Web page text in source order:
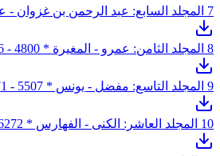
7 المجلد السابع: عبد الرحمن بن غزوان - عمر بن
8 المجلد الثامن: عمرو - المغيرة * 4800 - 5506
9 المجلد التاسع: مفضل - يونس * 5507 - 6271
10 المجلد العاشر: الكنى - الفهارس * 6272 - 6701